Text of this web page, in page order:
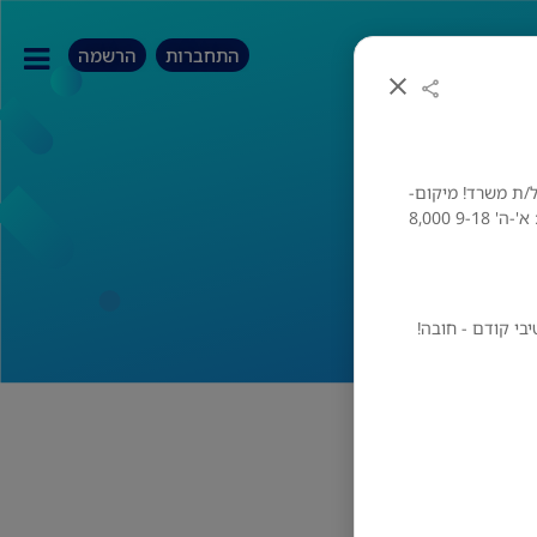
ת משרד! מיקום-
גבעתיים (סמוך לרכבת מרכז)!! היקף שעות ושכר: א'-ה' 9-18 8,000
קודם - חובה!
התחברות הרשמה